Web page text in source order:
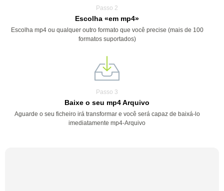
Passo 2
Escolha «em mp4»
Escolha mp4 ou qualquer outro formato que você precise (mais de 100
formatos suportados)
Passo 3
Baixe o seu mp4 Arquivo
Aguarde o seu ficheiro irá transformar e você será capaz de baixá-lo
imediatamente mp4-Arquivo